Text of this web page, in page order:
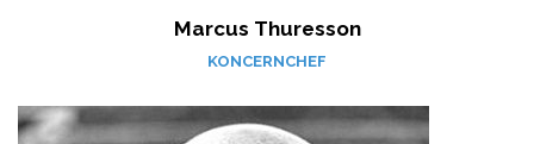
Marcus Thuresson
KONCERNCHEF